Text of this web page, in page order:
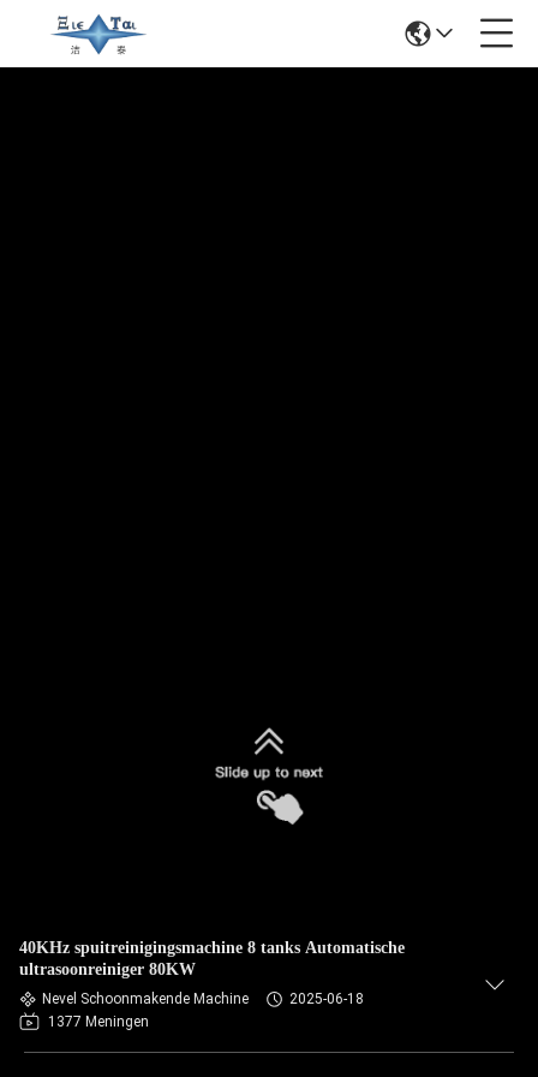
40KHz spuitreinigingsmachine 8 tanks Automatische
ultrasoonreiniger 80KW
Nevel Schoonmakende Machine
2025-06-18
1377 Meningen